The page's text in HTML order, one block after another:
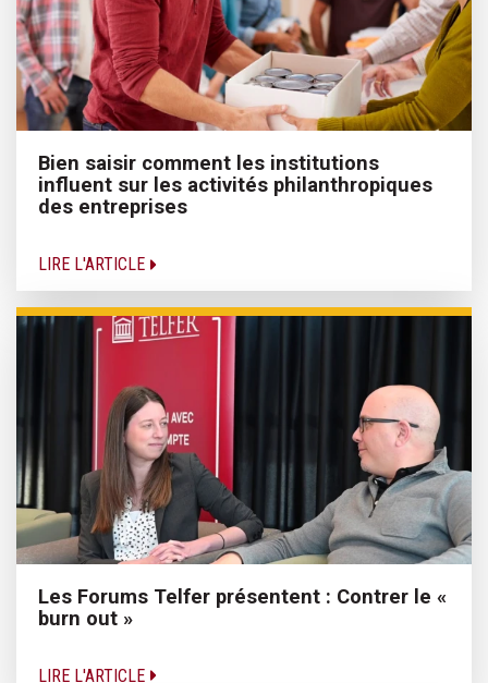
Bien saisir comment les institutions
influent sur les activités philanthropiques
des entreprises
LIRE L'ARTICLE
Les Forums Telfer présentent : Contrer le «
burn out »
LIRE L'ARTICLE